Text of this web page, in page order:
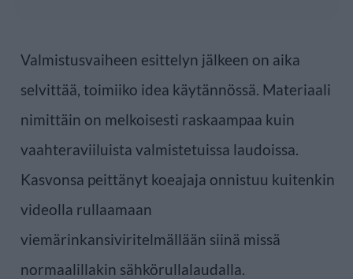
Valmistusvaiheen esittelyn jälkeen on aika
selvittää, toimiiko idea käytännössä. Materiaali
nimittäin on melkoisesti raskaampaa kuin
vaahteraviiluista valmistetuissa laudoissa.
Kasvonsa peittänyt koeajaja onnistuu kuitenkin
videolla rullaamaan
viemärinkansiviritelmällään siinä missä
normaalillakin sähkörullalaudalla.